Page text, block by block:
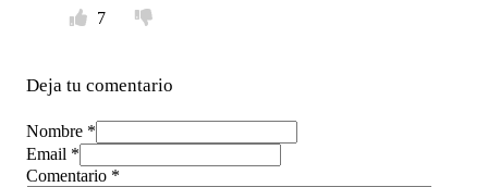
7
Deja tu comentario
Nombre *
Email *
Comentario *